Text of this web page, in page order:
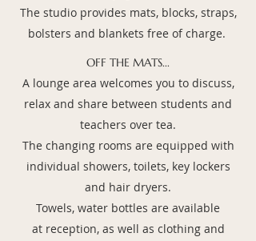
The studio provides mats, blocks, straps,
bolsters and blankets free of charge.
OFF THE MATS...
A lounge area welcomes you to discuss,
relax and share between students and
teachers over tea.
The changing rooms are equipped with
individual showers, toilets, key lockers
and hair dryers.
Towels, water bottles are available
at reception, as well as clothing and